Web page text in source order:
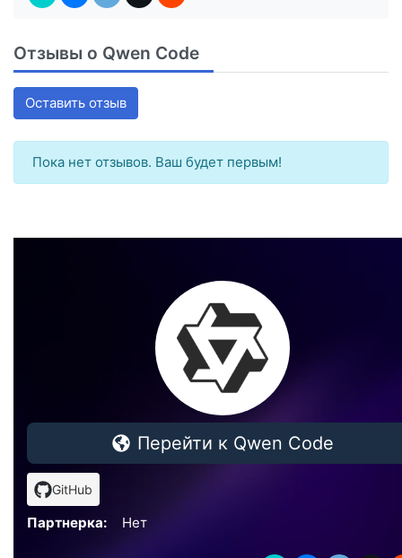
Отзывы о Qwen Code
Оставить отзыв
Пока нет отзывов. Ваш будет первым!
Перейти к Qwen Code
GitHub
Партнерка: Нет